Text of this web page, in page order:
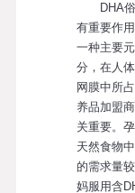
DHA俗
有重要作
一种主要
分，在人
网膜中所
养品加盟
关重要。
天然食物
的需求量
妈服用含